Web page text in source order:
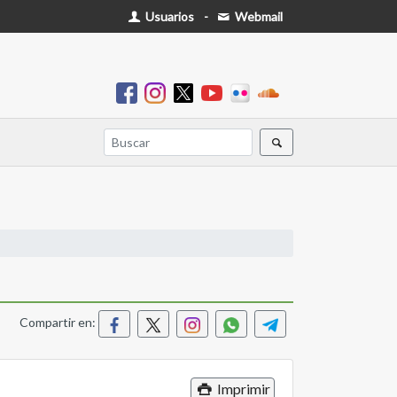
Usuarios - Webmail
Compartir en:
Imprimir